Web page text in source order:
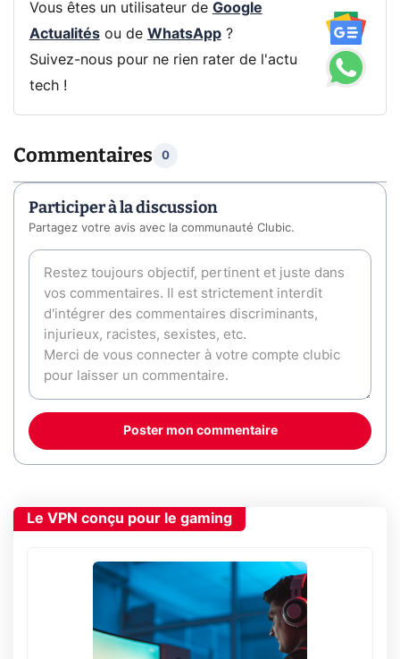
Vous êtes un utilisateur de Google
Actualitésou de WhatsApp?
Suivez-nous pour ne rien rater de l'actu
tech !
Commentaires 0
Participer à la discussion
Partagez votre avis avec la communauté Clubic.
Poster mon commentaire
Le VPN conçu pour le gaming